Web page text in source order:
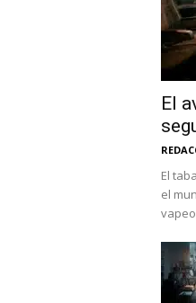
No te pierdas de las
El
El
el